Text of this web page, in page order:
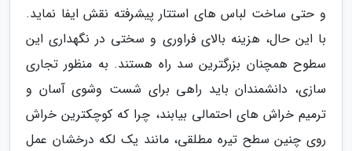
و حتی ساخت لباس های استتار پیشرفته نقش ایفا نماید.
با این حال، هزینه بالای فراوری و سختی در نگهداری این
سطوح همچنان بزرگترین سد راه هستند. به منظور تجاری
سازی، دانشمندان باید راهی برای شست وشوی آسان و
ترمیم خراش های احتمالی بیابند، چرا که کوچکترین خراش
روی چنین سطح تیره مطلقی، مانند یک لکه درخشان عمل